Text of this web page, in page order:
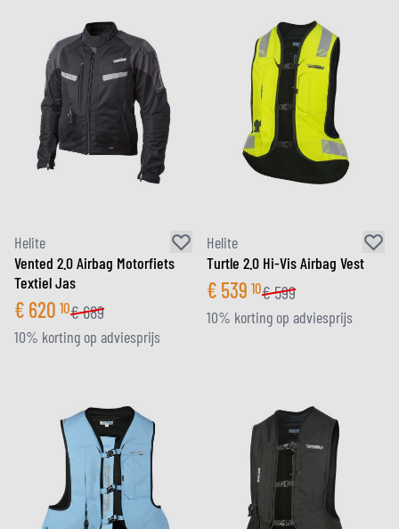
Helite
Vented 2.0 Airbag Motorfiets
Textiel Jas
€ 620 10€689
10% korting op adviesprijs
Helite
Turtle 2.0 Hi-Vis Airbag Vest
€ 539 10€599
10% korting op adviesprijs